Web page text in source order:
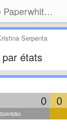
Kindle, Kindle Paperwhite, Kindle Voyage
Serpenta
états
0 0